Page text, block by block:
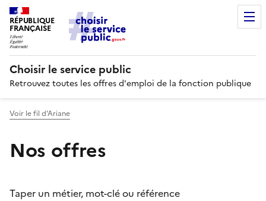
RÉPUBLIQUE
FRANÇAISE
Choisir le service public
Retrouvez toutes les offres d'emploi de la fonction publique
Voir le fil d’Ariane
Nos offres
Taper un métier, mot-clé ou référence